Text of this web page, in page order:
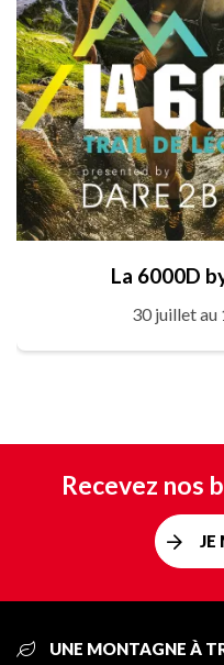
La 6000D
30 juillet au
Recevez nos
JE
UNE MONTAGNE À